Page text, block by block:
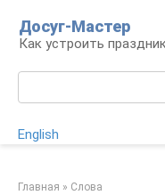
контенту
Досуг-Мастер
Как устроить
English
Главная » Слова